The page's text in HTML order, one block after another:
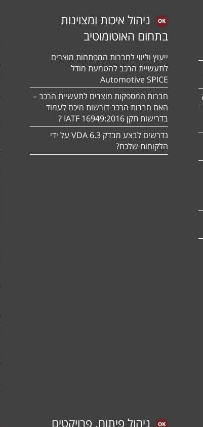
ניהול איכות ומצוינות
בתחום האוטומוטיב
ייעוץ וליווי לחברות המפתחות מוצרים
לתעשיית הרכב להטמעת מודל
Automotive SPICE
חברות המספקות מוצרים לתעשיית הרכב –
האם חברות הרכב דורשות מיכם לעמוד
בדרישות תקן 16949:2016 IATF ?
נדרשים לבצע מבדק VDA 6.3 על ידי
הלקוחות שלכם?
ניהול פיתוח, פרויקטים